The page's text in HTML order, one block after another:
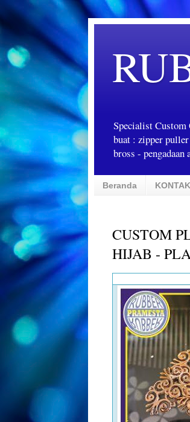
Specialist
buat : zipper
bross -
Beranda KONTAK
CUSTOM
HIJAB -